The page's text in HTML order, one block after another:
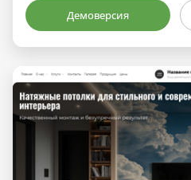
Демоверсия